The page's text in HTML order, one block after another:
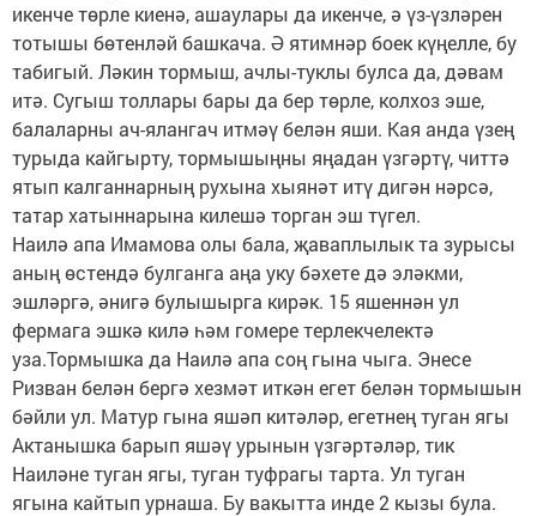
икенче төрле киенә, ашаулары да икенче, ә үз-үзләрен
тотышы бөтенләй башкача. Ә ятимнәр боек күңелле, бу
табигый. Ләкин тормыш, ачлы-туклы булса да, дәвам
итә. Сугыш толлары бары да бер төрле, колхоз эше,
балаларны ач-ялангач итмәү белән яши. Кая анда үзең
турыда кайгырту, тормышыңны яңадан үзгәртү, читтә
ятып калганнарның рухына хыянәт итү дигән нәрсә,
татар хатыннарына килешә торган эш түгел.
Наилә апа Имамова олы бала, җаваплылык та зурысы
аның өстендә булганга аңа уку бәхете дә эләкми,
эшләргә, әнигә булышырга кирәк. 15 яшеннән ул
фермага эшкә килә һәм гомере терлекчелектә
уза.Тормышка да Наилә апа соң гына чыга. Энесе
Ризван белән бергә хезмәт иткән егет белән тормышын
бәйли ул. Матур гына яшәп китәләр, егетнең туган ягы
Актанышка барып яшәү урынын үзгәртәләр, тик
Наиләне туган ягы, туган туфрагы тарта. Ул туган
ягына кайтып урнаша. Бу вакытта инде 2 кызы була.